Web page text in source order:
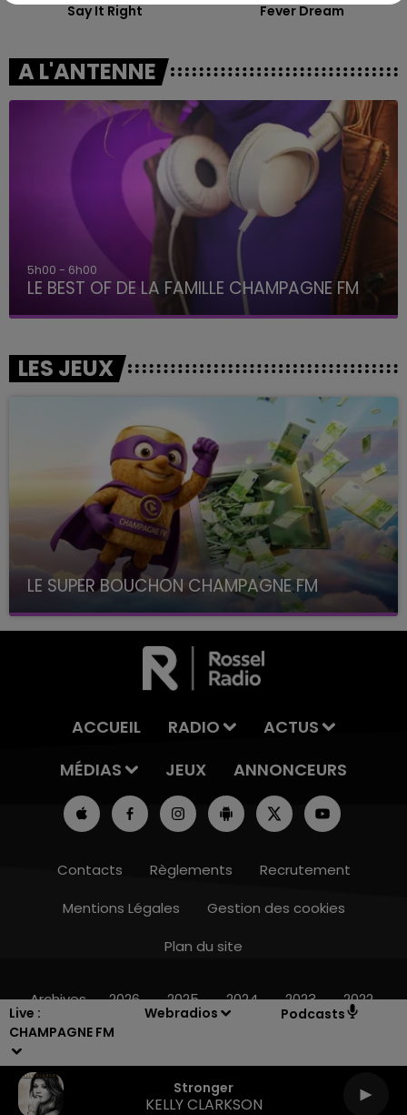
Live :
CHAMPAGNE FM
Webradios Podcasts
Stronger
KELLY CLARKSON
Say It Right Fever Dream
A L'ANTENNE
5h00 - 6h00
LE BEST OF DE LA FAMILLE CHAMPAGNE FM
LES JEUX
LE SUPER BOUCHON CHAMPAGNE FM
avec La Famille Champagne FM, à 8H10
ACCUEIL RADIO
ACTUS
MÉDIAS
JEUX ANNONCEURS
Contacts Règlements
Recrutement
Mentions Légales
Gestion des cookies
Plan du site
Archives 2026 2025 2024 2023 2022